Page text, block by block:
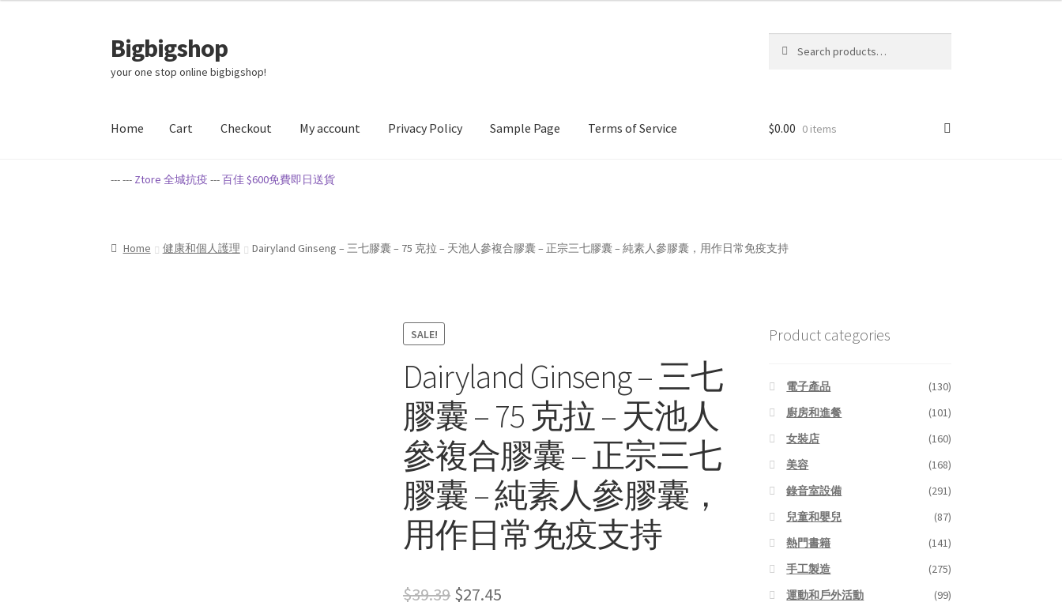
Skip
to
navigation
Skip
to
content
Bigbigshop
your one stop online bigbigshop!
for:
Home Cart Checkout My account Privacy Policy Sample Page Terms of Service
HomeCartCheckout My accountPrivacy Policy
$0.00 0 items
--- --- Ztore 全城抗疫---百佳 $600免費即日送貨
Home 健康和個人護理 Dairyland Ginseng – 三七膠囊 – 75 克拉 – 天池人參複合膠囊 – 正宗三七膠囊 – 純素人參膠囊，用作日常免疫支持
SALE!
Dairyland Ginseng – 三七
膠囊 – 75 克拉 – 天池人
參複合膠囊 – 正宗三七
膠囊 – 純素人參膠囊，
用作日常免疫支持
$39.39 Original
$27.45
Product categories
電子產品
(130)
廚房和進餐
(101)
女裝店
(160)
美容
(168)
錄音室設備
(291)
兒童和嬰兒
(87)
熱門書籍
(141)
手工製造
(275)
運動和戶外活動
(99)